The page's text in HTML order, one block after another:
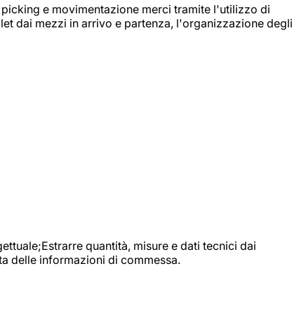
e movimentazione merci tramite l'utilizzo di
dai mezzi in arrivo e partenza, l'organizzazione degli
quantità, misure e dati tecnici dai
delle informazioni di commessa.